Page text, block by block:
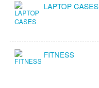
LAPTOP CASES
FITNESS